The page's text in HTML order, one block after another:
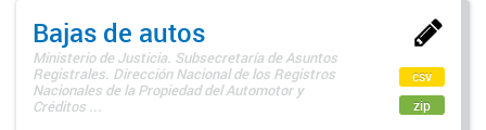
Bajas de autos
Ministerio de Justicia. Subsecretaría de Asuntos
Registrales. Dirección Nacional de los Registros
Nacionales de la Propiedad del Automotor y
Créditos ...
csv
zip